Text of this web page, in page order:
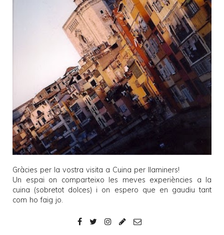
Gràcies per la vostra visita a Cuina per llaminers!
Un espai on comparteixo les meves experiències a la
cuina (sobretot dolces) i on espero que en gaudiu tant
com ho faig jo.